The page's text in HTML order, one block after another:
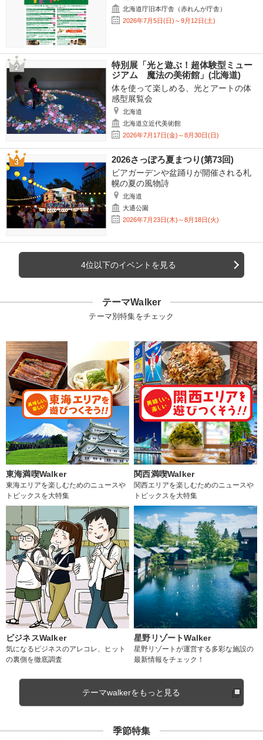
北海道庁旧本庁舎（赤れんが庁舎）
2026年7月5日(日)～9月12日(土)
特別展「光と遊ぶ！超体験型ミュー
ジアム 魔法の美術館」(北海道)
体を使って楽しめる、光とアートの体
感型展覧会
北海道
北海道立近代美術館
2026年7月17日(金)～8月30日(日)
2026さっぽろ夏まつり(第73回)
ビアガーデンや盆踊りが開催される札
幌の夏の風物詩
北海道
大通公園
2026年7月23日(木)～8月18日(火)
4位以下のイベントを見る
テーマWalker
テーマ別特集をチェック
東海満喫Walker
東海エリアを楽しむためのニュースや
トピックスを大特集
関西満喫Walker
関西エリアを楽しむためのニュースや
トピックスを大特集
ビジネスWalker
気になるビジネスのアレコレ、ヒット
の裏側を徹底調査
星野リゾートWalker
星野リゾートが運営する多彩な施設の
最新情報をチェック！
テーマwalkerをもっと見る
季節特集